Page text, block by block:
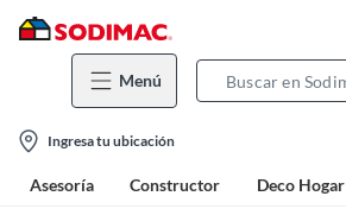
Menú
location-
icon
Ingresa tu ubicación
Asesoría Constructor Deco Hogar